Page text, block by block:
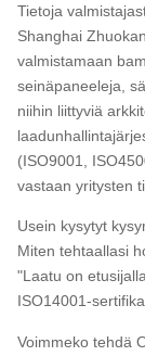
Tietoja
Shanghai
valmistamaan
seinäpaneeleja,
niihin liittyviä
(ISO9001,
vastaan ​​yritysten
Usein kysytyt
Miten tehtaallasi
"Laatu on
ISO14001-
Voimmeko tehdä